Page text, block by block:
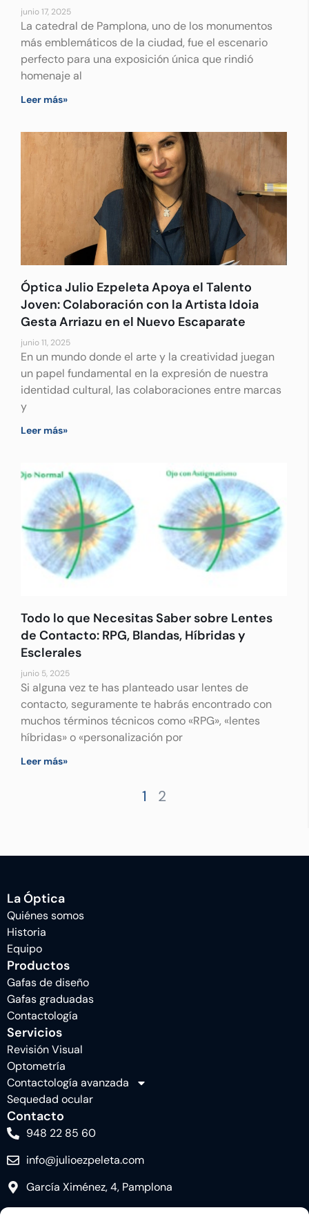
junio 17, 2025
La catedral de Pamplona, uno de los monumentos
más emblemáticos de la ciudad, fue el escenario
perfecto para una exposición única que rindió
homenaje al
Leer más»
Óptica Julio Ezpeleta Apoya el Talento
Joven: Colaboración con la Artista Idoia
Gesta Arriazu en el Nuevo Escaparate
junio 11, 2025
En un mundo donde el arte y la creatividad juegan
un papel fundamental en la expresión de nuestra
identidad cultural, las colaboraciones entre marcas
y
Leer más»
Todo lo que Necesitas Saber sobre Lentes
de Contacto: RPG, Blandas, Híbridas y
Esclerales
junio 5, 2025
Si alguna vez te has planteado usar lentes de
contacto, seguramente te habrás encontrado con
muchos términos técnicos como «RPG», «lentes
híbridas» o «personalización por
Leer más»
1 2
La Óptica
Quiénes somos
Historia
Equipo
Productos
Gafas de diseño
Gafas graduadas
Contactología
Servicios
Revisión Visual
Optometría
Contactología avanzada
Sequedad ocular
Contacto
948 22 85 60
info@julioezpeleta.com
García Ximénez, 4, Pamplona